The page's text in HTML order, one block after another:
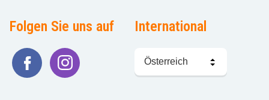
Folgen Sie uns auf International
Sprache
wählen